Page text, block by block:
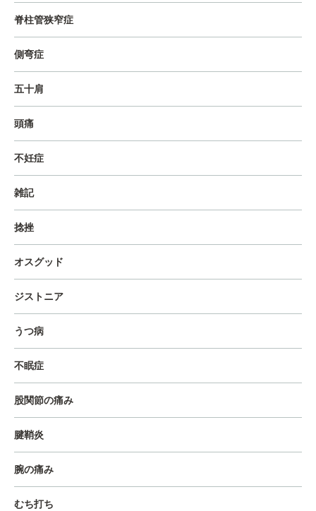
脊柱管狭窄症
側弯症
五十肩
頭痛
不妊症
雑記
捻挫
オスグッド
ジストニア
うつ病
不眠症
股関節の痛み
腱鞘炎
腕の痛み
むち打ち